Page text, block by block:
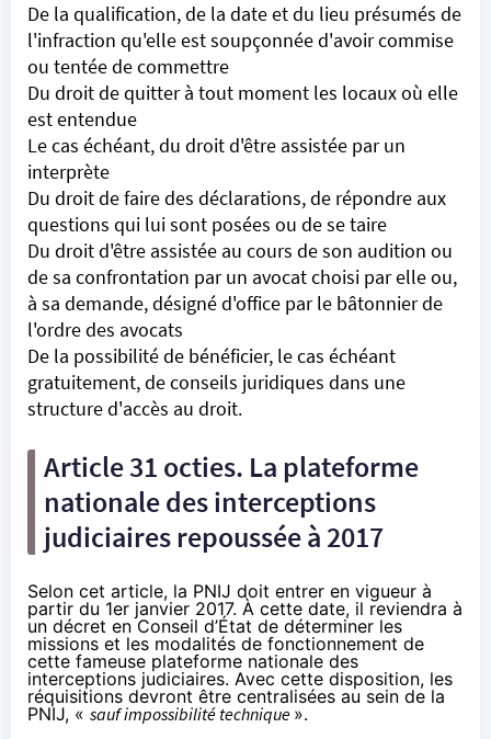
De la qualification, de la date et du lieu présumés de
l'infraction qu'elle est soupçonnée d'avoir commise
ou tentée de commettre
Du droit de quitter à tout moment les locaux où elle
est entendue
Le cas échéant, du droit d'être assistée par un
interprète
Du droit de faire des déclarations, de répondre aux
questions qui lui sont posées ou de se taire
Du droit d'être assistée au cours de son audition ou
de sa confrontation par un avocat choisi par elle ou,
à sa demande, désigné d'office par le bâtonnier de
l'ordre des avocats
De la possibilité de bénéficier, le cas échéant
gratuitement, de conseils juridiques dans une
structure d'accès au droit.
Article 31 octies. La plateforme
nationale des interceptions
judiciaires repoussée à 2017
Selon cet article, la PNIJ doit entrer en vigueur à
partir du 1er janvier 2017. À cette date, il reviendra à
un décret en Conseil d’État de déterminer les
missions et les modalités de fonctionnement de
cette fameuse plateforme nationale des
interceptions judiciaires. Avec cette disposition, les
réquisitions devront être centralisées au sein de la
PNIJ, « sauf impossibilité technique ».